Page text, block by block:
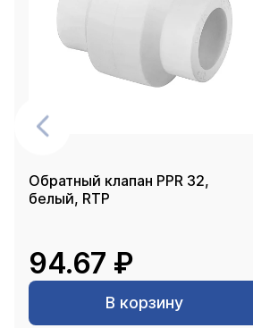
Обратный клапан PPR 32,
белый, RTP
94.67 ₽
В корзину